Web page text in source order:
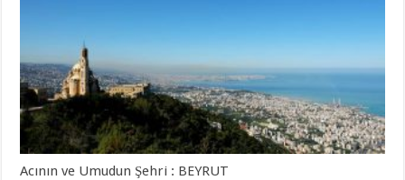
Acının ve Umudun Şehri : BEYRUT